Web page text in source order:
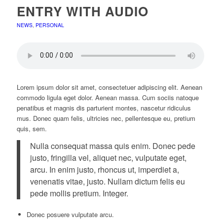
ENTRY WITH AUDIO
NEWS, PERSONAL
Lorem ipsum dolor sit amet, consectetuer adipiscing elit. Aenean
commodo ligula eget dolor. Aenean massa. Cum sociis natoque
penatibus et magnis dis parturient montes, nascetur ridiculus
mus. Donec quam felis, ultricies nec, pellentesque eu, pretium
quis, sem.
Nulla consequat massa quis enim. Donec pede
justo, fringilla vel, aliquet nec, vulputate eget,
arcu. In enim justo, rhoncus ut, imperdiet a,
venenatis vitae, justo. Nullam dictum felis eu
pede mollis pretium. Integer.
Donec posuere vulputate arcu.